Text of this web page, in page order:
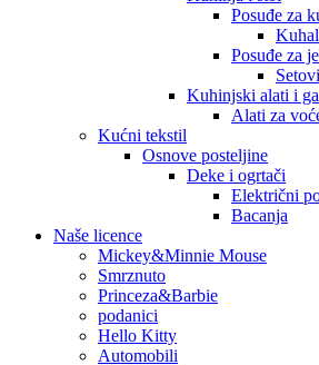
Posuđe za
Posuđe za
Kuhinjski alati i
Alati za
Kućni tekstil
Osnove posteljine
Deke i ogrtači
Električni
Bacanja
Naše licence
Mickey&Minnie Mouse
Smrznuto
Princeza&Barbie
podanici
Hello Kitty
Automobili